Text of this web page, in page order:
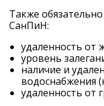
Также
СанПиН:
удаленность от
уровень
наличие и
водоснабжения
удаленность от